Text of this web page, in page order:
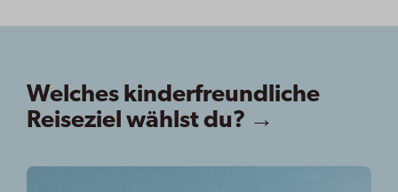
Welches kinderfreundliche
Reiseziel wählst du? →